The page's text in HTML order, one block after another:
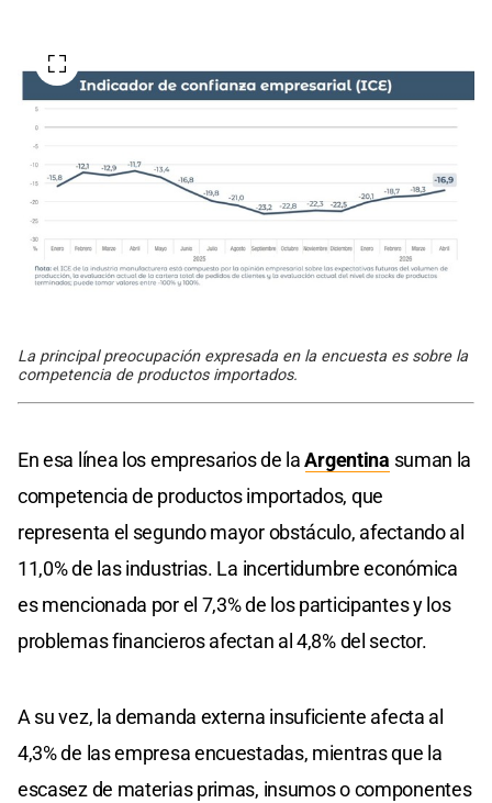
La principal preocupación expresada en la encuesta es sobre la
competencia de productos importados.
En esa línea los empresarios de laArgentina suman la
competencia de productos importados, que
representa el segundo mayor obstáculo, afectando al
11,0% de las industrias. La incertidumbre económica
es mencionada por el 7,3% de los participantes y los
problemas financieros afectan al 4,8% del sector.
A su vez, la demanda externa insuficiente afecta al
4,3% de las empresa encuestadas, mientras que la
escasez de materias primas, insumos o componentes